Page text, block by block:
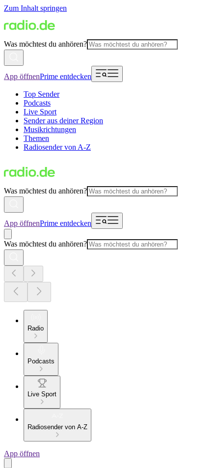
Zum Inhalt springen
Was möchtest du anhören?
App öffnenPrime entdecken
Top Sender
Podcasts
Live Sport
Sender aus deiner Region
Musikrichtungen
Themen
Radiosender von A-Z
Was möchtest du anhören?
App öffnenPrime entdecken
Was möchtest du anhören?
Radio
Podcasts
Live Sport
Radiosender von A-Z
App öffnen